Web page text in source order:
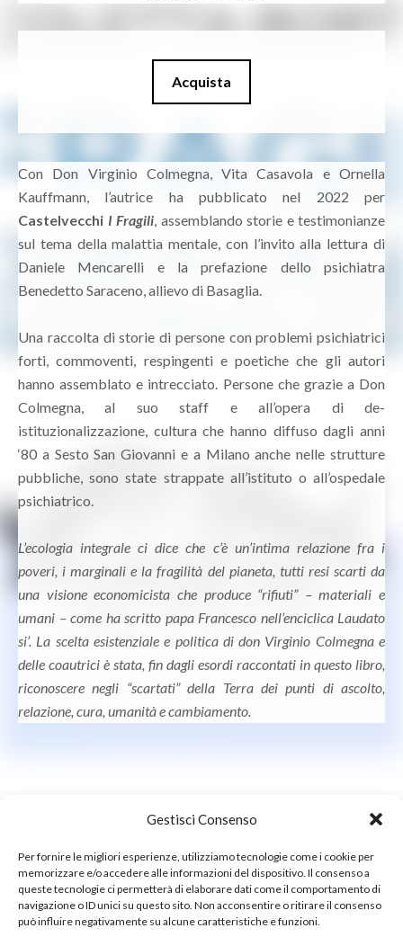
Gestisci Consenso
Per fornire le migliori esperienze, utilizziamo tecnologie come i cookie per
memorizzare e/o accedere alle informazioni del dispositivo. Il consenso a
queste tecnologie ci permetterà di elaborare dati come il comportamento di
navigazione o ID unici su questo sito. Non acconsentire o ritirare il consenso
può influire negativamente su alcune caratteristiche e funzioni.
Acquista
Con Don Virginio Colmegna, Vita Casavola e Ornella
Kauffmann, l’autrice ha pubblicato nel 2022 per
Castelvecchi I Fragili, assemblando storie e testimonianze
sul tema della malattia mentale, con l’invito alla lettura di
Daniele Mencarelli e la prefazione dello psichiatra
Benedetto Saraceno, allievo di Basaglia.
Una raccolta di storie di persone con problemi psichiatrici
forti, commoventi, respingenti e poetiche che gli autori
hanno assemblato e intrecciato. Persone che grazie a Don
Colmegna, al suo staff e all’opera di de-
istituzionalizzazione, cultura che hanno diffuso dagli anni
‘80 a Sesto San Giovanni e a Milano anche nelle strutture
pubbliche, sono state strappate all’istituto o all’ospedale
psichiatrico.
L’ecologia integrale ci dice che c’è un’intima relazione fra i
poveri, i marginali e la fragilità del pianeta, tutti resi scarti da
una visione economicista che produce “rifiuti” – materiali e
umani – come ha scritto papa Francesco nell’enciclica Laudato
si’. La scelta esistenziale e politica di don Virginio Colmegna e
delle coautrici è stata, fin dagli esordi raccontati in questo libro,
riconoscere negli “scartati” della Terra dei punti di ascolto,
relazione, cura, umanità e cambiamento.
© 2026 Nicoletta Bortolotti. All Rights Reserved.